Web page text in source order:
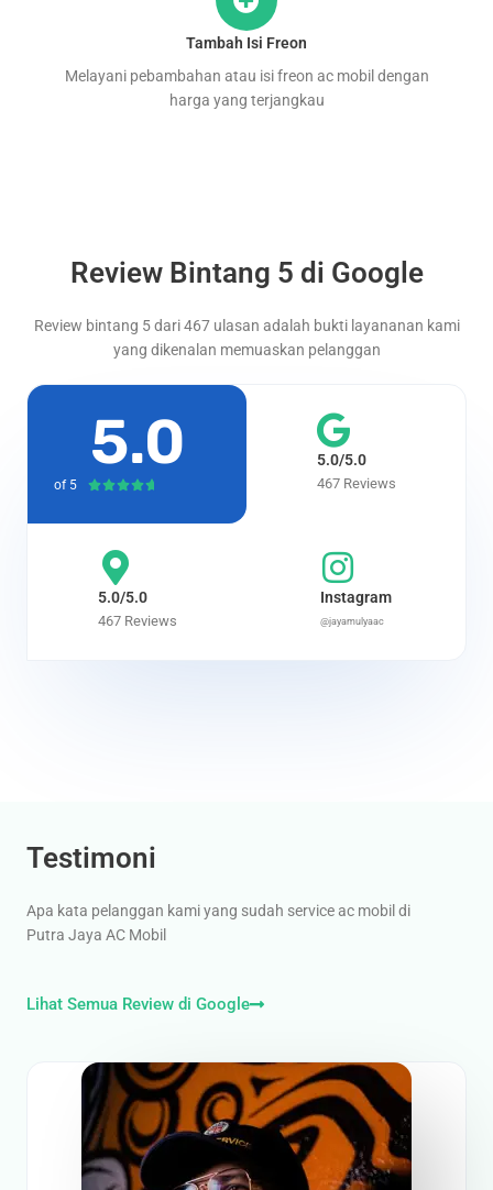
Tambah Isi Freon
Melayani pebambahan atau isi freon ac mobil dengan
harga yang terjangkau
Review Bintang 5 di Google
Review bintang 5 dari 467 ulasan adalah bukti layananan kami
yang dikenalan memuaskan pelanggan
5.0
of 5 
5.0/5.0
467 Reviews
5.0/5.0
467 Reviews
Instagram
@jayamulyaac
Testimoni
Apa kata pelanggan kami yang sudah service ac mobil di
Putra Jaya AC Mobil
Lihat Semua Review di Google